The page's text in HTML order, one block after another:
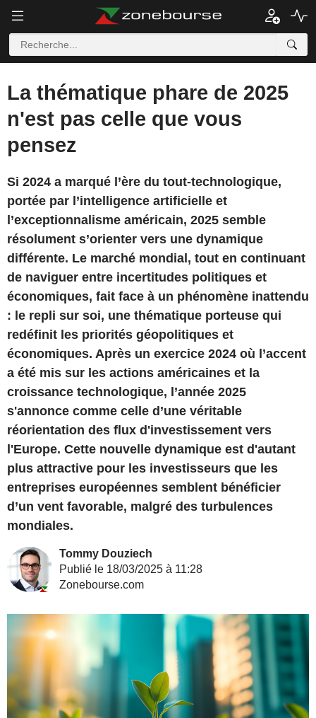
La thématique phare de 2025
n'est pas celle que vous
pensez
Si 2024 a marqué l’ère du tout-technologique,
portée par l’intelligence artificielle et
l’exceptionnalisme américain, 2025 semble
résolument s’orienter vers une dynamique
différente. Le marché mondial, tout en continuant
de naviguer entre incertitudes politiques et
économiques, fait face à un phénomène inattendu
: le repli sur soi, une thématique porteuse qui
redéfinit les priorités géopolitiques et
économiques. Après un exercice 2024 où l’accent
a été mis sur les actions américaines et la
croissance technologique, l’année 2025
s'annonce comme celle d’une véritable
réorientation des flux d'investissement vers
l'Europe. Cette nouvelle dynamique est d'autant
plus attractive pour les investisseurs que les
entreprises européennes semblent bénéficier
d’un vent favorable, malgré des turbulences
mondiales.
Tommy Douziech
Publié le 18/03/2025 à 11:28
Zonebourse.com